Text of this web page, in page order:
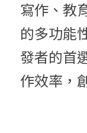
寫作、教
的多功能
發者的首
作效率，